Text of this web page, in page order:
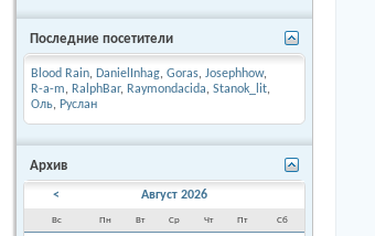
Последние посетители
Blood Rain, DanielInhag, Goras, Josephhow,
R-a-m, RalphBar, Raymondacida, Stanok_lit,
Оль, Руслан
Архив
< Август 2026
Вс Пн Вт Ср Чт Пт Сб